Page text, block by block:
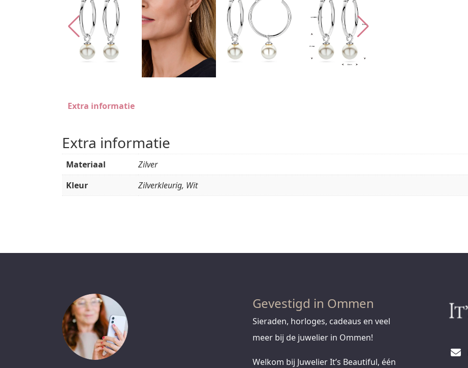
Extra informatie
Extra informatie
Materiaal
Zilver
Kleur
Zilverkleurig, Wit
Gevestigd in Ommen
Sieraden, horloges, cadeaus en veel
meer bij de juwelier in Ommen!
Welkom bij Juwelier It’s Beautiful, één